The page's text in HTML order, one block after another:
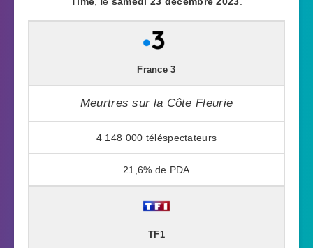
France 3
Meurtres sur la Côte Fleurie
4 148 000
21,6%
TF1